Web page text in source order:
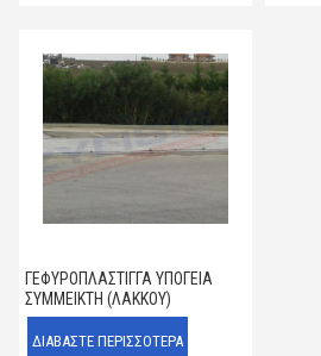
ΓΕΦΥΡΟΠΛΆΣΤΙΓΓΑ ΥΠΌΓΕΙΑ
ΣΎΜΜΕΙΚΤΗ (ΛΆΚΚΟΥ)
ΔΙΑΒΆΣΤΕ ΠΕΡΙΣΣΌΤΕΡΑ